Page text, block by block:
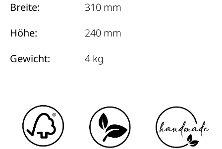
Breite:
310 mm
Höhe:
240 mm
Gewicht:
4 kg